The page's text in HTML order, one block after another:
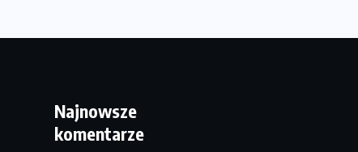
Najnowsze
komentarze